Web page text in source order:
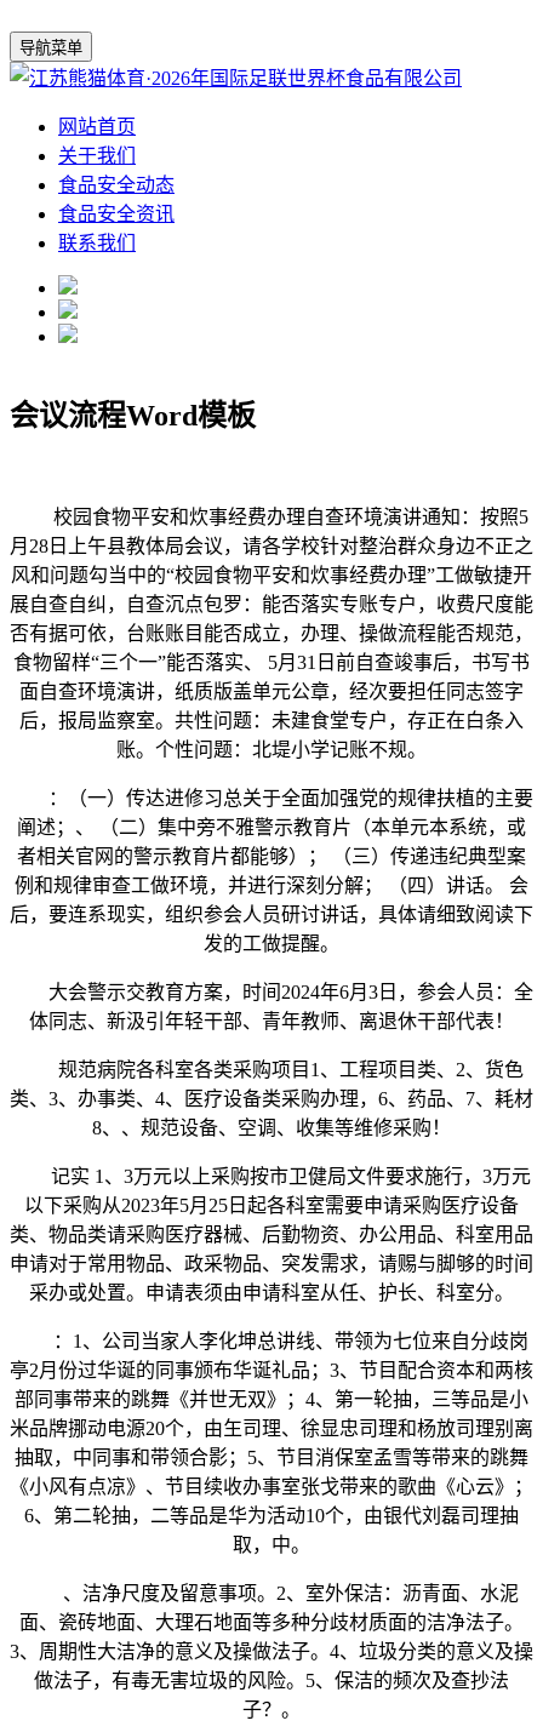
导航菜单
网站首页
关于我们
食品安全动态
食品安全资讯
联系我们
会议流程Word模板
校园食物平安和炊事经费办理自查环境演讲通知：按照5
月28日上午县教体局会议，请各学校针对整治群众身边不正之
风和问题勾当中的“校园食物平安和炊事经费办理”工做敏捷开
展自查自纠，自查沉点包罗：能否落实专账专户，收费尺度能
否有据可依，台账账目能否成立，办理、操做流程能否规范，
食物留样“三个一”能否落实、 5月31日前自查竣事后，书写书
面自查环境演讲，纸质版盖单元公章，经次要担任同志签字
后，报局监察室。共性问题：未建食堂专户，存正在白条入
账。个性问题：北堤小学记账不规。
：（一）传达进修习总关于全面加强党的规律扶植的主要
阐述；、 （二）集中旁不雅警示教育片（本单元本系统，或
者相关官网的警示教育片都能够）； （三）传递违纪典型案
例和规律审查工做环境，并进行深刻分解； （四）讲话。 会
后，要连系现实，组织参会人员研讨讲话，具体请细致阅读下
发的工做提醒。
大会警示交教育方案，时间2024年6月3日，参会人员：全
体同志、新汲引年轻干部、青年教师、离退休干部代表！
规范病院各科室各类采购项目1、工程项目类、2、货色
类、3、办事类、4、医疗设备类采购办理，6、药品、7、耗材
8、、规范设备、空调、收集等维修采购！
记实 1、3万元以上采购按市卫健局文件要求施行，3万元
以下采购从2023年5月25日起各科室需要申请采购医疗设备
类、物品类请采购医疗器械、后勤物资、办公用品、科室用品
申请对于常用物品、政采物品、突发需求，请赐与脚够的时间
采办或处置。申请表须由申请科室从任、护长、科室分。
：1、公司当家人李化坤总讲线、带领为七位来自分歧岗
亭2月份过华诞的同事颁布华诞礼品；3、节目配合资本和两核
部同事带来的跳舞《并世无双》；4、第一轮抽，三等品是小
米品牌挪动电源20个，由玍司理、徐显忠司理和杨放司理别离
抽取，中同事和带领合影；5、节目消保室孟雪等带来的跳舞
《小风有点凉》、节目续收办事室张戈带来的歌曲《心云》；
6、第二轮抽，二等品是华为活动10个，由银代刘磊司理抽
取，中。
、洁净尺度及留意事项。2、室外保洁：沥青面、水泥
面、瓷砖地面、大理石地面等多种分歧材质面的洁净法子。
3、周期性大洁净的意义及操做法子。4、垃圾分类的意义及操
做法子，有毒无害垃圾的风险。5、保洁的频次及查抄法
子？。